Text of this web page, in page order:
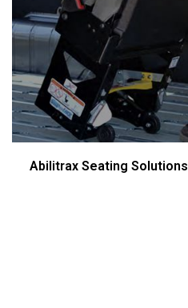
Abilitrax Seating Solutions